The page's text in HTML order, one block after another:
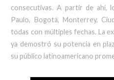
consecutivas. A partir de ahí,
Paulo, Bogotá, Monterrey,
todas con múltiples fechas. La
ya demostró su potencia en
su público latinoamericano